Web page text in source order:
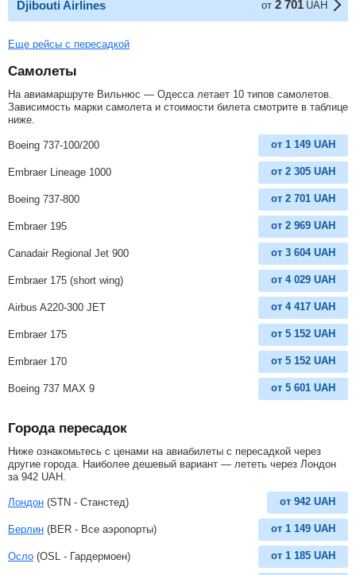
Djibouti Airlines от 2 701 UAH
Еще рейсы с пересадкой
Самолеты
На авиамаршруте Вильнюс — Одесса летает 10 типов самолетов.
Зависимость марки самолета и стоимости билета смотрите в таблице
ниже.
Boeing 737-100/200 от 1 149 UAH
Embraer Lineage 1000 от 2 305 UAH
Boeing 737-800 от 2 701 UAH
Embraer 195 от 2 969 UAH
Canadair Regional Jet 900 от 3 604 UAH
Embraer 175 (short wing) от 4 029 UAH
Airbus A220-300 JET от 4 417 UAH
Embraer 175 от 5 152 UAH
Embraer 170 от 5 152 UAH
Boeing 737 MAX 9 от 5 601 UAH
Города пересадок
Ниже ознакомьтесь с ценами на авиабилеты с пересадкой через
другие города. Наиболее дешевый вариант — лететь через Лондон
за 942 UAH
Лондон (STN - Станстед) от 942 UAH
Берлин (BER - Все аэропорты) от 1 149 UAH
Осло (OSL - Гардермоен) от 1 185 UAH